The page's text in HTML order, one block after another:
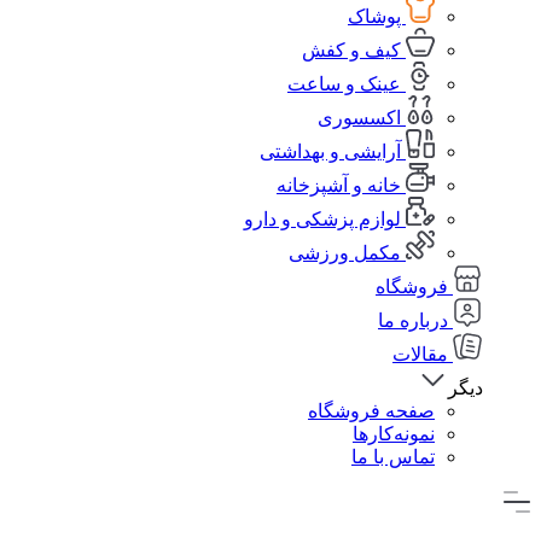
پوشاک
کیف و کفش
عینک و ساعت
اکسسوری
آرایشی و بهداشتی
خانه و آشپزخانه
لوازم پزشکی و دارو
مکمل ورزشی
فروشگاه
درباره ما
مقالات
دیگر
صفحه فروشگاه
نمونه‌کارها
تماس با ما